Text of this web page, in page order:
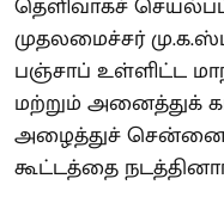
முதலமைச்சர்
பஞ்சாப் உள்ளிட்ட
மற்றும் அனைத்துக்
அழைத்துச்
கூட்டத்தை